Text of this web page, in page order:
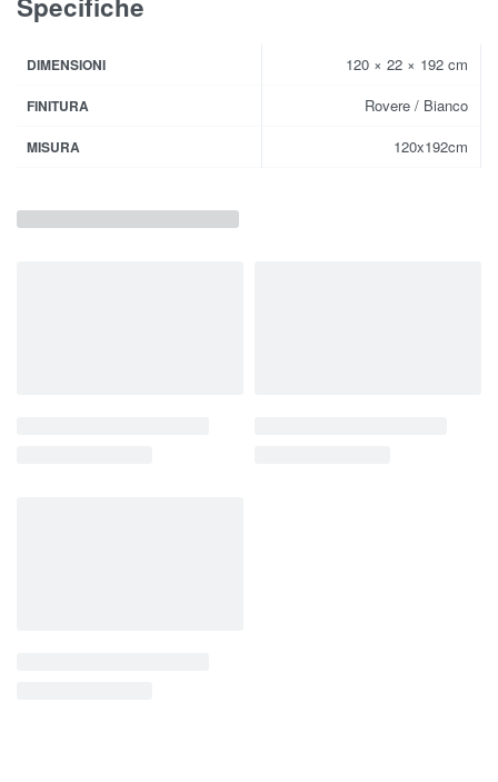
DIMENSIONI 120 × 22 × 192 cm
FINITURA Rovere / Bianco
MISURA 120x192cm